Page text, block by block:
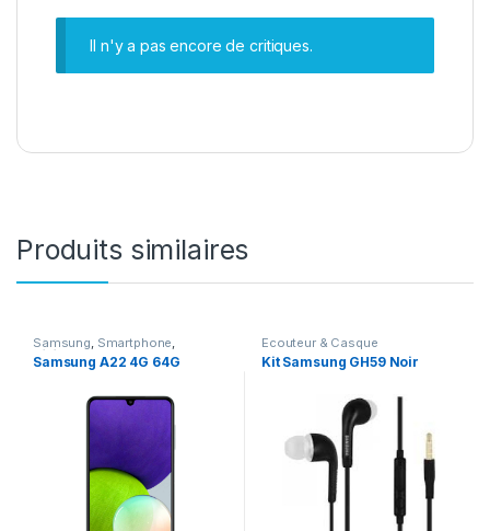
Il n'y a pas encore de critiques.
Produits similaires
Samsung Smartphone
Téléphonie
Samsung A22 4G 64G
Ecouteur & Casque
Kit Samsung GH59 Noir